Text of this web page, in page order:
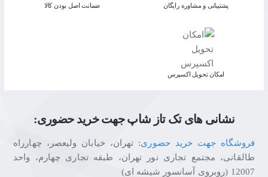
پشتیبانی و مشاوره رایگان ﺿﻤﺎﻧﺖ اﺻﻞ ﺑﻮدن ﮐﺎﻟﺎ
اﻣﮑﺎن ﺗﺤﻮﯾﻞ اﮐﺴﭙﺮس
نشانی های تک تاز شاپ جهت خرید حضوری:
فروشگاه جهت خرید حضوری: تهران، خیابان ولیعصر، چهارراه
طالقانی، مجتمع تجاری نور تهران، طبقه تجاری چهارم، واحد
12007 (روبروی آسانسور شیشه ای)